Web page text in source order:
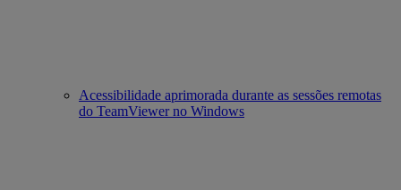
Acessibilidade aprimorada durante as sessões remotas
do TeamViewer no Windows